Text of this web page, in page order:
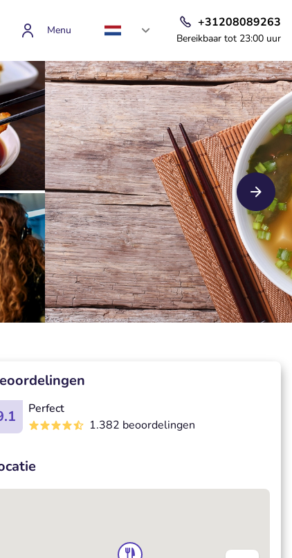
Menu
+31208089263
Bereikbaar tot 23:00 uur
Perfect
1.382 beoordelingen